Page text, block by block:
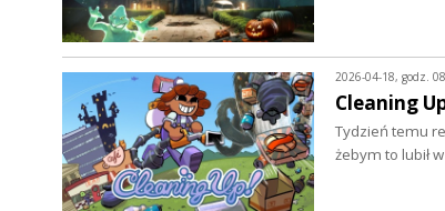
2026-04-18, godz.
Cleaning
Tydzień temu
żebym to lubił